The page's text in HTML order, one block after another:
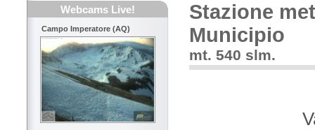
Webcams Live!
Campo Imperatore (AQ)
Stazione
Municipio
mt. 540 slm.